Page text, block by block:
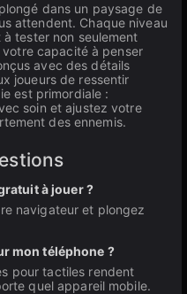
dans un paysage de
attendent. Chaque niveau
tester non seulement
capacité à penser
avec des détails
joueurs de ressentir
est primordiale :
soin et ajustez votre
des ennemis.
à jouer ?
navigateur et plongez
mon téléphone ?
pour tactiles rendent
quel appareil mobile.